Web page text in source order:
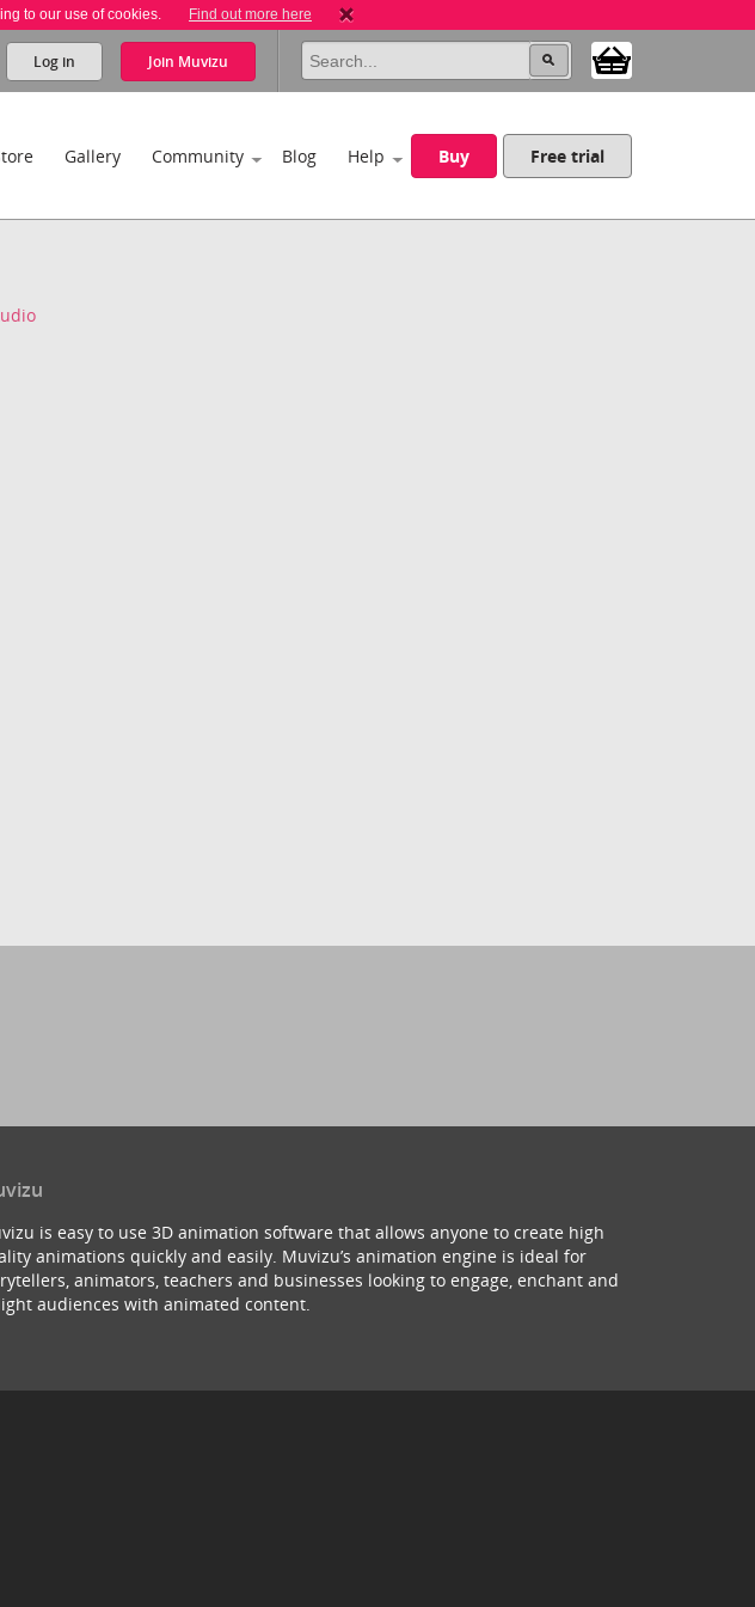
to our use of cookies. Find out more here
Log in Join Muvizu
Gallery Community Blog Help Buy Free trial
is easy to use 3D animation software that allows anyone to create high
animations quickly and easily. Muvizu’s animation engine is ideal for
animators, teachers and businesses looking to engage, enchant and
audiences with animated content.